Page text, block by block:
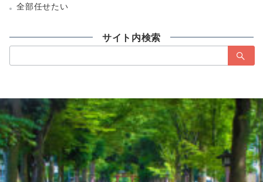
全部任せたい
サイト内検索
索：